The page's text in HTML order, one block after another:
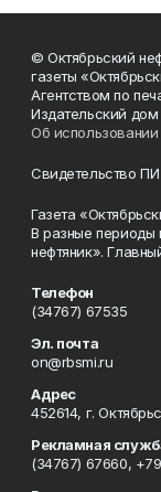
© Октябрьский
газеты
Агентством по
Издательский
Об
Свидетельство
Газета
В разные периоды
нефтяник».
Телефон
(34767) 67535
Эл. почта
on@rbsmi.ru
Адрес
452614, г.
Рекламная
(34767) 67660,